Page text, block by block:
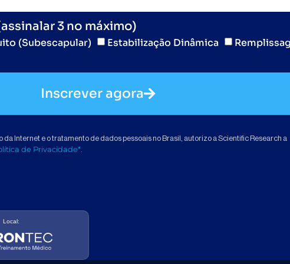
3 no máximo)
(Subescapular) Estabilização Dinâmica
Inscrever agora
Internet e o tratamento de dados pessoais no Brasil, autorizo a Scientific Research a
de Privacidade*
Local: